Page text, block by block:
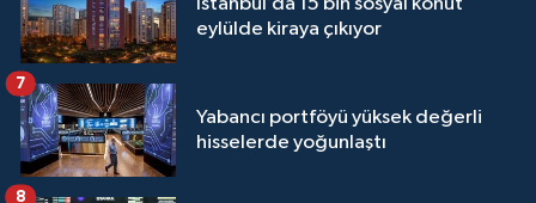
İstanbul’da 15 bin sosyal konut
eylülde kiraya çıkıyor
Yabancı portföyü yüksek değerli
hisselerde yoğunlaştı
7
8